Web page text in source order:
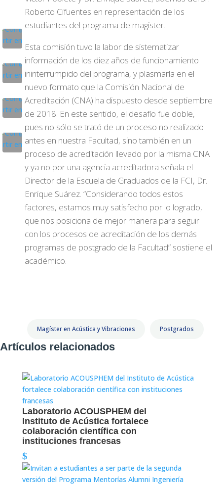
Roberto Cifuentes en representación de los
estudiantes del programa de magister.
Esta comisión tuvo la labor de sistematizar
información de los diez años de funcionamiento
ininterrumpido del programa, y plasmarla en el
nuevo formato que la Comisión Nacional de
Acreditación (CNA) ha dispuesto desde septiembre
de 2018. En este sentido, el desafío fue doble,
pues no sólo se trató de un proceso no realizado
antes en nuestra Facultad, sino también en un
proceso de acreditación llevado por la misma CNA
y ya no por una agencia acreditadora señala el
Director de la Escuela de Graduados de la FCI, Dr.
Enrique Suárez. “Considerando todos estos
factores, estamos muy satisfecho por lo logrado,
que nos posiciona de mejor manera para seguir
con los procesos de acreditación de los demás
programas de postgrado de la Facultad” sostiene el
académico.
Magíster en Acústica y Vibraciones Postgrados
Artículos relacionados
Laboratorio ACOUSPHEM del
Instituto de Acústica fortalece
colaboración científica con
instituciones francesas